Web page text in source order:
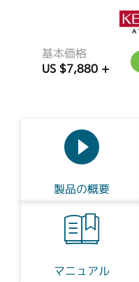
基本価格
US $7,880 +
製品の概要
マニュアル